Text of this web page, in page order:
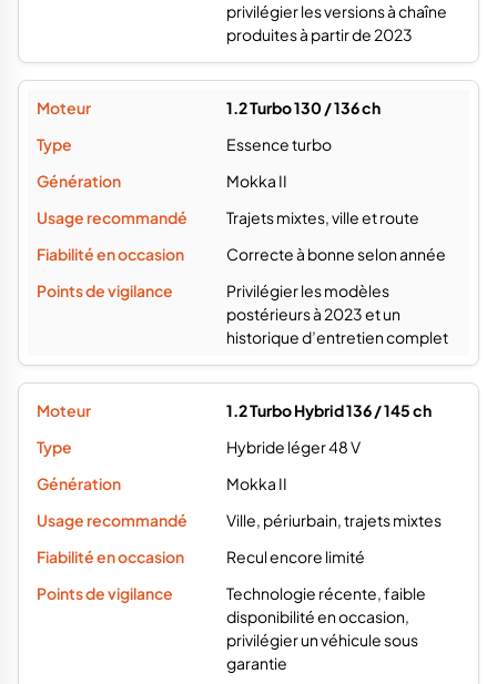
privilégier les versions à chaîne
produites à partir de 2023
1.2 Turbo 130 / 136 ch
Essence turbo
Mokka II
Trajets mixtes, ville et route
Correcte à bonne selon année
Privilégier les modèles
postérieurs à 2023 et un
historique d’entretien complet
1.2 Turbo Hybrid 136 / 145 ch
Hybride léger 48 V
Mokka II
Ville, périurbain, trajets mixtes
Recul encore limité
Technologie récente, faible
disponibilité en occasion,
privilégier un véhicule sous
garantie